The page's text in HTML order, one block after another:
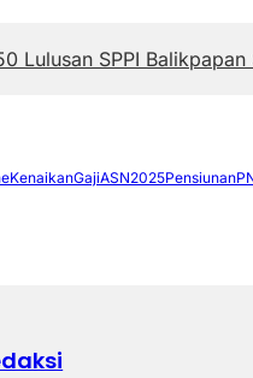
Lulusan SPPI
KenaikanGajiASN2025